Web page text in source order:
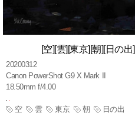
[空][雲][東京][朝][日の
20200312
Canon PowerShot G9 X Mark II
18.50mm f/4.00
空 雲 東京 朝 日の出